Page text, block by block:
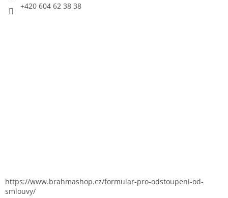
+420 604 62 38 38
https://www.brahmashop.cz/formular-pro-odstoupeni-od-
smlouvy/